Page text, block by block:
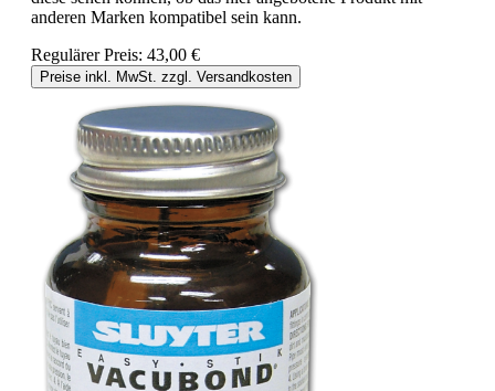
anderen Marken kompatibel sein kann.
Regulärer Preis: 43,00 €
Preise inkl. MwSt. zzgl. Versandkosten